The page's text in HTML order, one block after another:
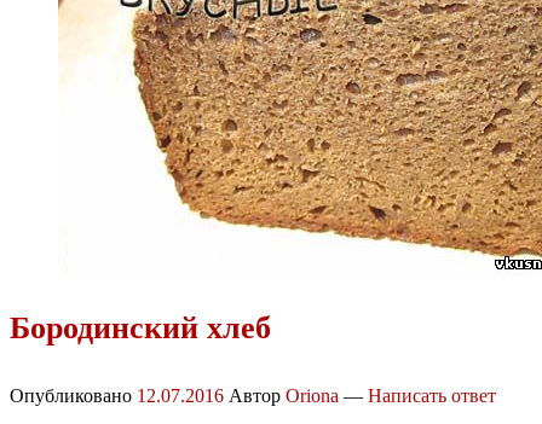
Бородинский хлеб
Опубликовано 12.07.2016 Автор Oriona — Написать ответ